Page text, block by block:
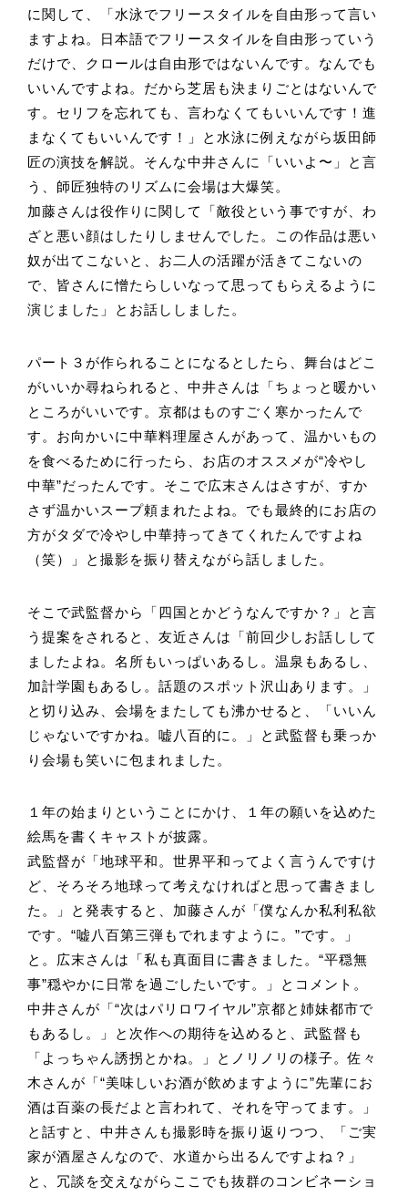
に関して、「水泳でフリースタイルを自由形って言い
ますよね。日本語でフリースタイルを自由形っていう
だけで、クロールは自由形ではないんです。なんでも
いいんですよね。だから芝居も決まりごとはないんで
す。セリフを忘れても、言わなくてもいいんです！進
まなくてもいいんです！」と水泳に例えながら坂田師
匠の演技を解説。そんな中井さんに「いいよ〜」と言
う、師匠独特のリズムに会場は大爆笑。
加藤さんは役作りに関して「敵役という事ですが、わ
ざと悪い顔はしたりしませんでした。この作品は悪い
奴が出てこないと、お二人の活躍が活きてこないの
で、皆さんに憎たらしいなって思ってもらえるように
演じました」とお話ししました。
パート３が作られることになるとしたら、舞台はどこ
がいいか尋ねられると、中井さんは「ちょっと暖かい
ところがいいです。京都はものすごく寒かったんで
す。お向かいに中華料理屋さんがあって、温かいもの
を食べるために行ったら、お店のオススメが“冷やし
中華”だったんです。そこで広末さんはさすが、すか
さず温かいスープ頼まれたよね。でも最終的にお店の
方がタダで冷やし中華持ってきてくれたんですよね
（笑）」と撮影を振り替えながら話しました。
そこで武監督から「四国とかどうなんですか？」と言
う提案をされると、友近さんは「前回少しお話しして
ましたよね。名所もいっぱいあるし。温泉もあるし、
加計学園もあるし。話題のスポット沢山あります。」
と切り込み、会場をまたしても沸かせると、「いいん
じゃないですかね。嘘八百的に。」と武監督も乗っか
り会場も笑いに包まれました。
１年の始まりということにかけ、１年の願いを込めた
絵馬を書くキャストが披露。
武監督が「地球平和。世界平和ってよく言うんですけ
ど、そろそろ地球って考えなければと思って書きまし
た。」と発表すると、加藤さんが「僕なんか私利私欲
です。“嘘八百第三弾もでれますように。”です。」
と。広末さんは「私も真面目に書きました。“平穏無
事”穏やかに日常を過ごしたいです。」とコメント。
中井さんが「“次はパリロワイヤル”京都と姉妹都市で
もあるし。」と次作への期待を込めると、武監督も
「よっちゃん誘拐とかね。」とノリノリの様子。佐々
木さんが「“美味しいお酒が飲めますように”先輩にお
酒は百薬の長だよと言われて、それを守ってます。」
と話すと、中井さんも撮影時を振り返りつつ、「ご実
家が酒屋さんなので、水道から出るんですよね？」
と、冗談を交えながらここでも抜群のコンビネーショ